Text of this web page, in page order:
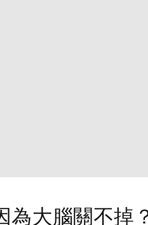
為大腦關不掉